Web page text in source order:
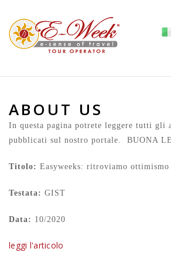
ABOUT US
In questa pagina potrete leggere tutti gli
pubblicati sul nostro portale.
BUONA
Titolo: Easyweeks: ritroviamo ottimismo
Testata: GIST
Data: 10/2020
leggi l'articolo